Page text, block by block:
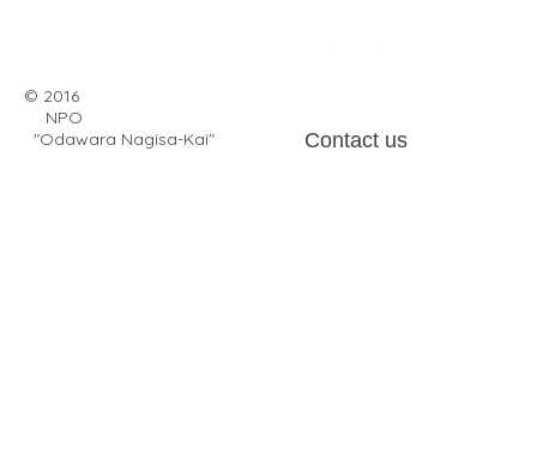
© 2016
NPO
"Odawara Nagisa-Kai"
Contact us